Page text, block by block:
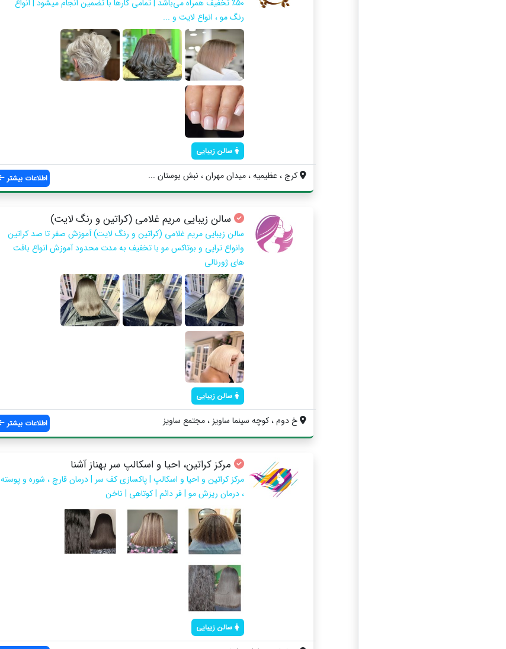
۵۰٪ تخفیف همراه می‌باشد | تمامی کارها با تضمین انجام میشود | انواع
رنگ مو ، انواع لایت و ...
سالن زیبایی
کرج ، عظیمیه ، میدان مهران ، نبش بوستان ... اطلاعات بیشتر
سالن زیبایی مریم غلامی (کراتین و رنگ لایت)
سالن زیبایی مریم غلامی (کراتین و رنگ لایت) آموزش صفر تا صد كراتين
وانواع تراپي و بوتاكس مو با تخفيف به مدت محدود آموزش انواع بافت
هاي ژورنالي
سالن زیبایی
خ دوم ، كوچه سينما ساويز ، مجتمع ساويز اطلاعات بیشتر
مرکز کراتین، احیا و اسکالپ سر بهناز آشنا
مرکز کراتین و احیا و اسکالپ | پاکسازی کف سر | درمان قارچ ، شوره و پوسته
، درمان ریزش مو | فر دائم | کوتاهی | ناخن
سالن زیبایی